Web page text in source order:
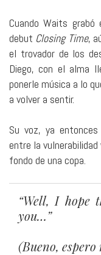
Cuando Waits
debut Closing Time,
el trovador de los
Diego, con el alma
ponerle música a lo
a volver a sentir.
Su voz, ya
entre la
fondo de una copa.
“Well, I hope
you…”
(Bueno,